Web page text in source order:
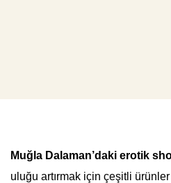
Muğla Dalaman’daki erotik
uluğu artırmak için çeşitli